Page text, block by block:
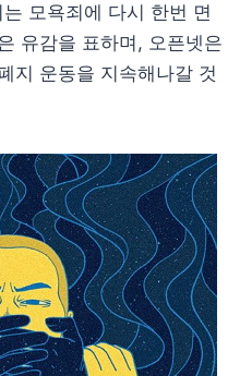
모욕죄에 다시 한번 면
유감을 표하며, 오픈넷은
지 운동을 지속해나갈 것